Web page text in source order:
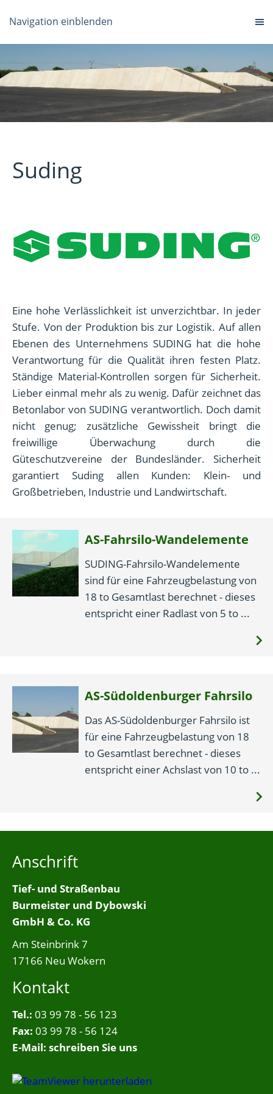
Navigation einblenden
Suding
Eine hohe Verlässlichkeit ist unverzichtbar. In jeder
Stufe. Von der Produktion bis zur Logistik. Auf allen
Ebenen des Unternehmens SUDING hat die hohe
Verantwortung für die Qualität ihren festen Platz.
Ständige Material-Kontrollen sorgen für Sicherheit.
Lieber einmal mehr als zu wenig. Dafür zeichnet das
Betonlabor von SUDING verantwortlich. Doch damit
nicht genug; zusätzliche Gewissheit bringt die
freiwillige Überwachung durch die
Güteschutzvereine der Bundesländer. Sicherheit
garantiert Suding allen Kunden: Klein- und
Großbetrieben, Industrie und Landwirtschaft.
AS-Fahrsilo-Wandelemente
SUDING-Fahrsilo-Wandelemente
sind für eine Fahrzeugbelastung von
18 to Gesamtlast berechnet - dieses
entspricht einer Radlast von 5 to ...
AS-Südoldenburger Fahrsilo
Das AS-Südoldenburger Fahrsilo ist
für eine Fahrzeugbelastung von 18
to Gesamtlast berechnet - dieses
entspricht einer Achslast von 10 to ...
Anschrift
Tief- und Straßenbau
Burmeister und Dybowski
GmbH & Co. KG
Am Steinbrink 7
17166 Neu Wokern
Kontakt
Tel.: 03 99 78 - 56 123
Fax: 03 99 78 - 56 124
E-Mail: schreiben Sie uns